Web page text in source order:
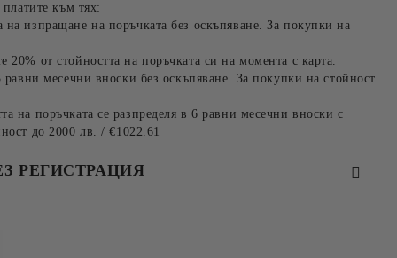
към тях:
изпращане на поръчката без оскъпяване. За покупки на
от стойността на поръчката си на момента с карта.
равни месечни вноски без оскъпяване. За покупки на стойност
на поръчката се разпределя в 6 равни месечни вноски с
до 2000 лв. / €1022.61
РЕГИСТРАЦИЯ